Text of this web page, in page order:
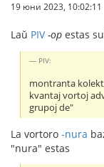
19 юни 2023, 10:02:11
Laŭ PIV -op estas
PIV:
montranta
kvantaj vortoj
grupoj de"
La vortoro -nura
"nura" estas